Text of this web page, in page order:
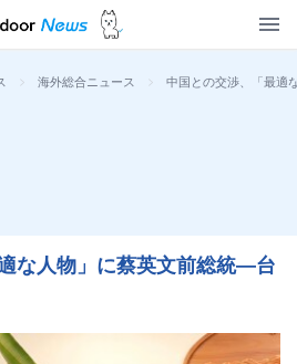
> 海外総合ニュース > 中国との交渉、「最適
な人物」に蔡英文前総統―台